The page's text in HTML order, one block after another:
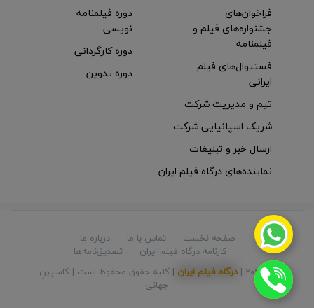
فراخوان‌های
جشنواره‌های فیلم و
فیلمنامه
فستیوال‌های فیلم
ایرانی
دوره فیلمنامه
نویسی
دوره کارگردانی
دوره تدوین
تیم و مدیریت شرکت
شریک اسپانیایی شرکت
ارسال خبر و تبلیغات
نماینده‌های درگاه فیلم ایران
صفحه نخست تماس با ما
درباره ما
کارنامه درگاه فیلم ایران
تصدیق‌نامه‌ها
© 2026 |
درگاه فیلم ایران | کلیه حقوق محفوظ است | کاسپینِ
جهانی